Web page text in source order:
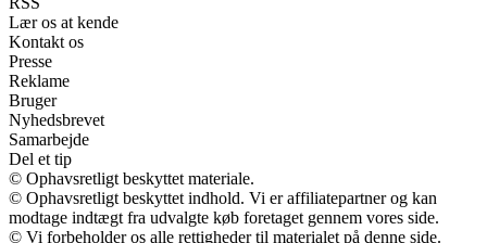
Lær os at kende
Kontakt os
Presse
Reklame
Bruger
Nyhedsbrevet
Samarbejde
Del et tip
© Ophavsretligt beskyttet materiale.
© Ophavsretligt beskyttet indhold. Vi er affiliatepartner og kan
modtage indtægt fra udvalgte køb foretaget gennem vores side.
© Vi forbeholder os alle rettigheder til materialet på denne side.